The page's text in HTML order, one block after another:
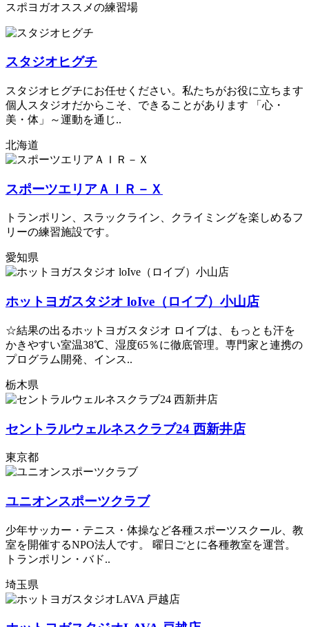
スポヨガオススメの練習場
スタジオヒグチ
スタジオヒグチにお任せください。私たちがお役に立ちます
個人スタジオだからこそ、できることがあります 「心・
美・体」～運動を通じ..
北海道
スポーツエリアＡＩＲ－Ｘ
トランポリン、スラックライン、クライミングを楽しめるフ
リーの練習施設です。
愛知県
ホットヨガスタジオ loIve（ロイブ）小山店
☆結果の出るホットヨガスタジオ ロイブは、もっとも汗を
かきやすい室温38℃、湿度65％に徹底管理。専門家と連携の
プログラム開発、インス..
栃木県
セントラルウェルネスクラブ24 西新井店
東京都
ユニオンスポーツクラブ
少年サッカー・テニス・体操など各種スポーツスクール、教
室を開催するNPO法人です。 曜日ごとに各種教室を運営。
トランポリン・バド..
埼玉県